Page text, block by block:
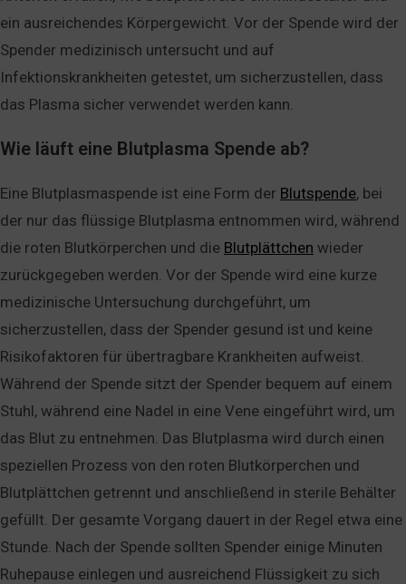
ein ausreichendes Körpergewicht. Vor der Spende wird der
Spender medizinisch untersucht und auf
Infektionskrankheiten getestet, um sicherzustellen, dass
das Plasma sicher verwendet werden kann.
Wie läuft eine Blutplasma Spende ab?
Eine Blutplasmaspende ist eine Form der Blutspende, bei
der nur das flüssige Blutplasma entnommen wird, während
die roten Blutkörperchen und die Blutplättchen wieder
zurückgegeben werden. Vor der Spende wird eine kurze
medizinische Untersuchung durchgeführt, um
sicherzustellen, dass der Spender gesund ist und keine
Risikofaktoren für übertragbare Krankheiten aufweist.
Während der Spende sitzt der Spender bequem auf einem
Stuhl, während eine Nadel in eine Vene eingeführt wird, um
das Blut zu entnehmen. Das Blutplasma wird durch einen
speziellen Prozess von den roten Blutkörperchen und
Blutplättchen getrennt und anschließend in sterile Behälter
gefüllt. Der gesamte Vorgang dauert in der Regel etwa eine
Stunde. Nach der Spende sollten Spender einige Minuten
Ruhepause einlegen und ausreichend Flüssigkeit zu sich